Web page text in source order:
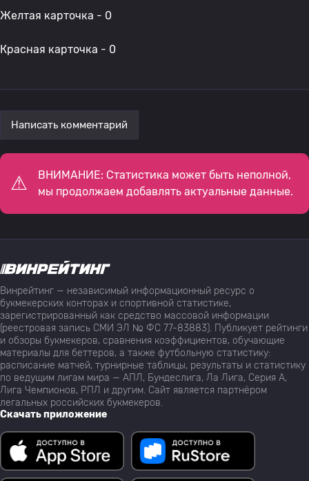
Желтая карточка - 0
Красная карточка - 0
Написать комментарий
ВНИМАНИЕ: Статистика может быть неполной,
мы продолжаем добавлять актуальные данные.
Винрейтинг — независимый информационный ресурс о
букмекерских конторах и спортивной статистике,
зарегистрированный как средство массовой информации
(реестровая запись СМИ ЭЛ № ФС 77-83883). Публикует рейтинги
и обзоры букмекеров, сравнения коэффициентов, обучающие
материалы для беттеров, а также футбольную статистику:
расписание матчей, турнирные таблицы, результаты и статистику
по ведущим лигам мира — АПЛ, Бундеслига, Ла Лига, Серия А,
Лига Чемпионов, РПЛ и другим. Сайт является партнёром
легальных российских букмекеров.
Скачать приложение